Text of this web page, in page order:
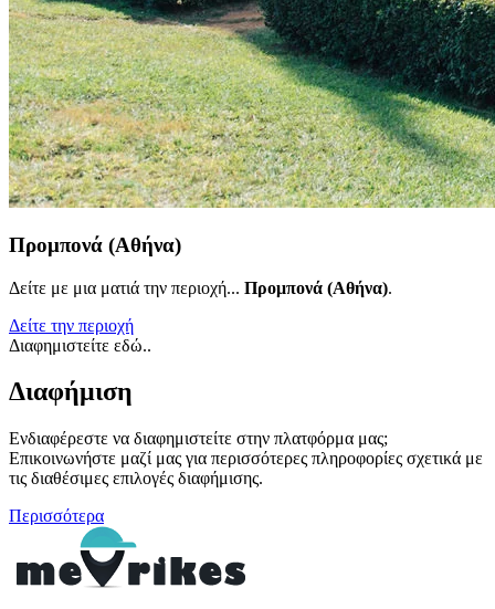
Προμπονά (Αθήνα)
Δείτε με μια ματιά την περιοχή... Προμπονά (Αθήνα).
Δείτε την περιοχή
Διαφημιστείτε εδώ..
Διαφήμιση
Ενδιαφέρεστε να διαφημιστείτε στην πλατφόρμα μας;
Επικοινωνήστε μαζί μας για περισσότερες πληροφορίες σχετικά με
τις διαθέσιμες επιλογές διαφήμισης.
Περισσότερα